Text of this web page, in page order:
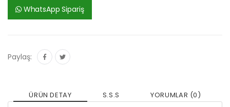
WhatsApp Sipariş
Paylaş:
ÜRÜN DETAY S.S.S YORUMLAR (0)